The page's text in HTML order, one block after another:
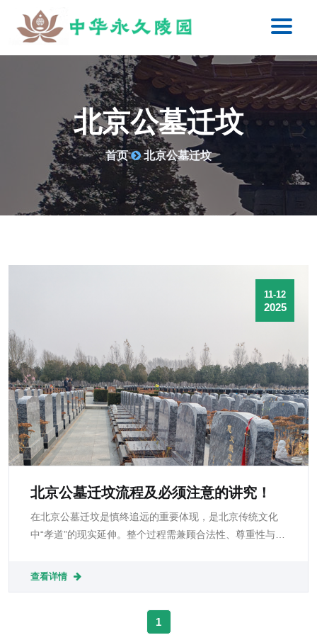
北京公墓迁坟
首页 北京公墓迁坟
11-12
2025
北京公墓迁坟流程及必须注意的讲究！
在北京公墓迁坟是慎终追远的重要体现，是北京传统文化
中“孝道”的现实延伸。整个过程需兼顾合法性、尊重性与文
家属的情感有所寄托。
查看详情
1